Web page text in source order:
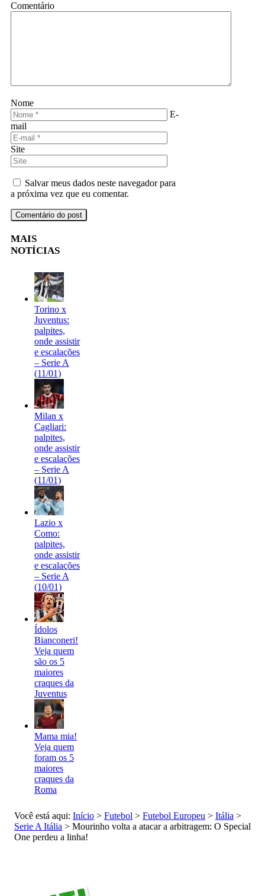
Comentário
Nome
E-
mail
Site
Salvar meus dados neste navegador para
a próxima vez que eu comentar.
MAIS
NOTÍCIAS
Torino x
Juventus:
palpites,
onde assistir
e escalações
– Serie A
(11/01)
Milan x
Cagliari:
palpites,
onde assistir
e escalações
– Serie A
(11/01)
Lazio x
Como:
palpites,
onde assistir
e escalações
– Serie A
(10/01)
Ídolos
Bianconeri!
Veja quem
são os 5
maiores
craques da
Juventus
Mama mia!
Veja quem
foram os 5
maiores
craques da
Roma
Você está aqui: Início > Futebol > Futebol Europeu > Itália >
Serie A Itália > Mourinho volta a atacar a arbitragem: O Special
One perdeu a linha!